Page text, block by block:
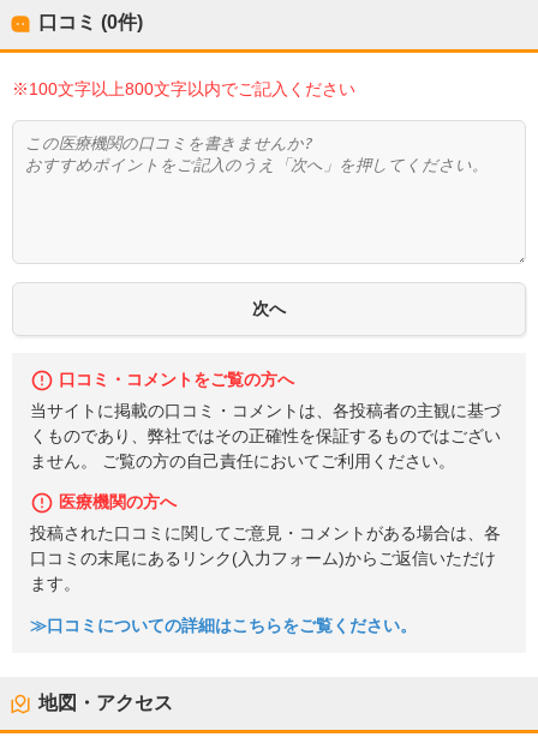
口コミ (0件)
※100文字以上800文字以内でご記入ください
口コミ・コメントをご覧の方へ
当サイトに掲載の口コミ・コメントは、各投稿者の主観に基づ
くものであり、弊社ではその正確性を保証するものではござい
ません。 ご覧の方の自己責任においてご利用ください。
医療機関の方へ
投稿された口コミに関してご意見・コメントがある場合は、各
口コミの末尾にあるリンク(入力フォーム)からご返信いただけ
ます。
≫口コミについての詳細はこちらをご覧ください。
地図・アクセス